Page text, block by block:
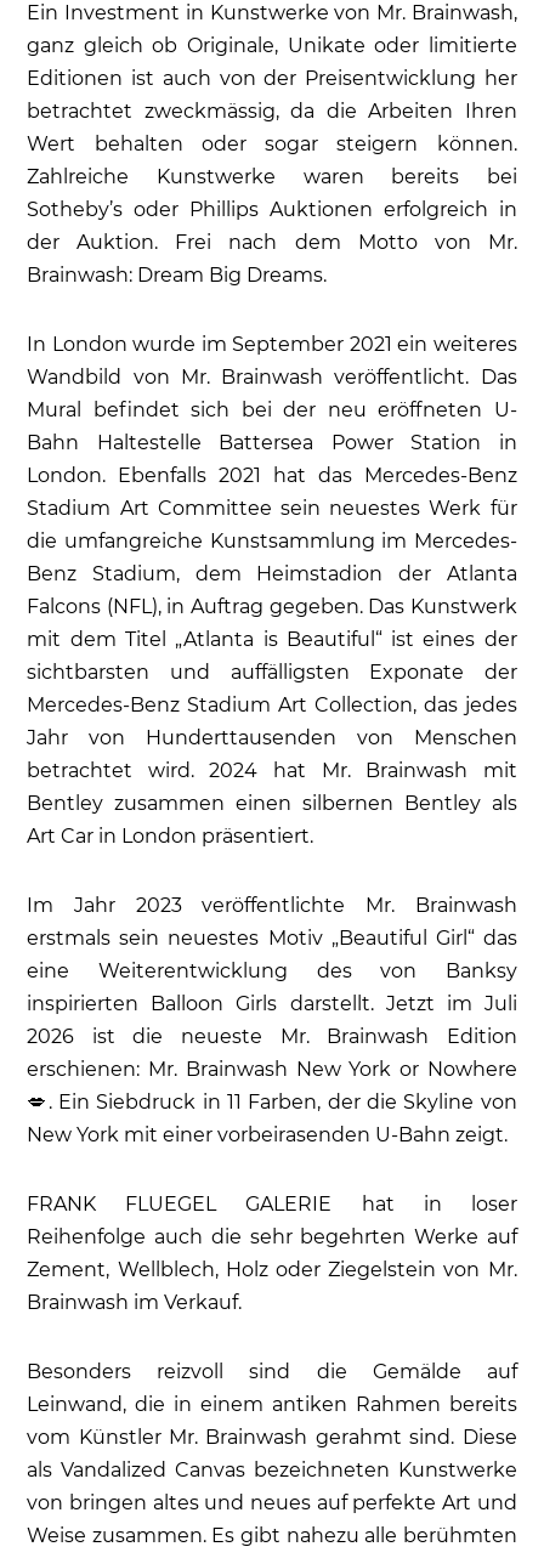
Ein Investment in Kunstwerke von Mr. Brainwash,
ganz gleich ob Originale, Unikate oder limitierte
Editionen ist auch von der Preisentwicklung her
betrachtet zweckmässig, da die Arbeiten Ihren
Wert behalten oder sogar steigern können.
Zahlreiche Kunstwerke waren bereits bei
Sotheby’s oder Phillips Auktionen erfolgreich in
der Auktion. Frei nach dem Motto von Mr.
Brainwash: Dream Big Dreams.
In London wurde im September 2021 ein weiteres
Wandbild von Mr. Brainwash veröffentlicht. Das
Mural befindet sich bei der neu eröffneten U-
Bahn Haltestelle Battersea Power Station in
London. Ebenfalls 2021 hat das Mercedes-Benz
Stadium Art Committee sein neuestes Werk für
die umfangreiche Kunstsammlung im Mercedes-
Benz Stadium, dem Heimstadion der Atlanta
Falcons (NFL), in Auftrag gegeben. Das Kunstwerk
mit dem Titel „Atlanta is Beautiful“ ist eines der
sichtbarsten und auffälligsten Exponate der
Mercedes-Benz Stadium Art Collection, das jedes
Jahr von Hunderttausenden von Menschen
betrachtet wird. 2024 hat Mr. Brainwash mit
Bentley zusammen einen silbernen Bentley als
Art Car in London präsentiert.
Im Jahr 2023 veröffentlichte Mr. Brainwash
erstmals sein neuestes Motiv „Beautiful Girl“ das
eine Weiterentwicklung des von Banksy
inspirierten Balloon Girls darstellt. Jetzt im Juli
2026 ist die neueste Mr. Brainwash Edition
erschienen: Mr. Brainwash New York or Nowhere
💋. Ein Siebdruck in 11 Farben, der die Skyline von
New York mit einer vorbeirasenden U-Bahn zeigt.
FRANK FLUEGEL GALERIE hat in loser
Reihenfolge auch die sehr begehrten Werke auf
Zement, Wellblech, Holz oder Ziegelstein von Mr.
Brainwash im Verkauf.
Besonders reizvoll sind die Gemälde auf
Leinwand, die in einem antiken Rahmen bereits
vom Künstler Mr. Brainwash gerahmt sind. Diese
als Vandalized Canvas bezeichneten Kunstwerke
von bringen altes und neues auf perfekte Art und
Weise zusammen. Es gibt nahezu alle berühmten